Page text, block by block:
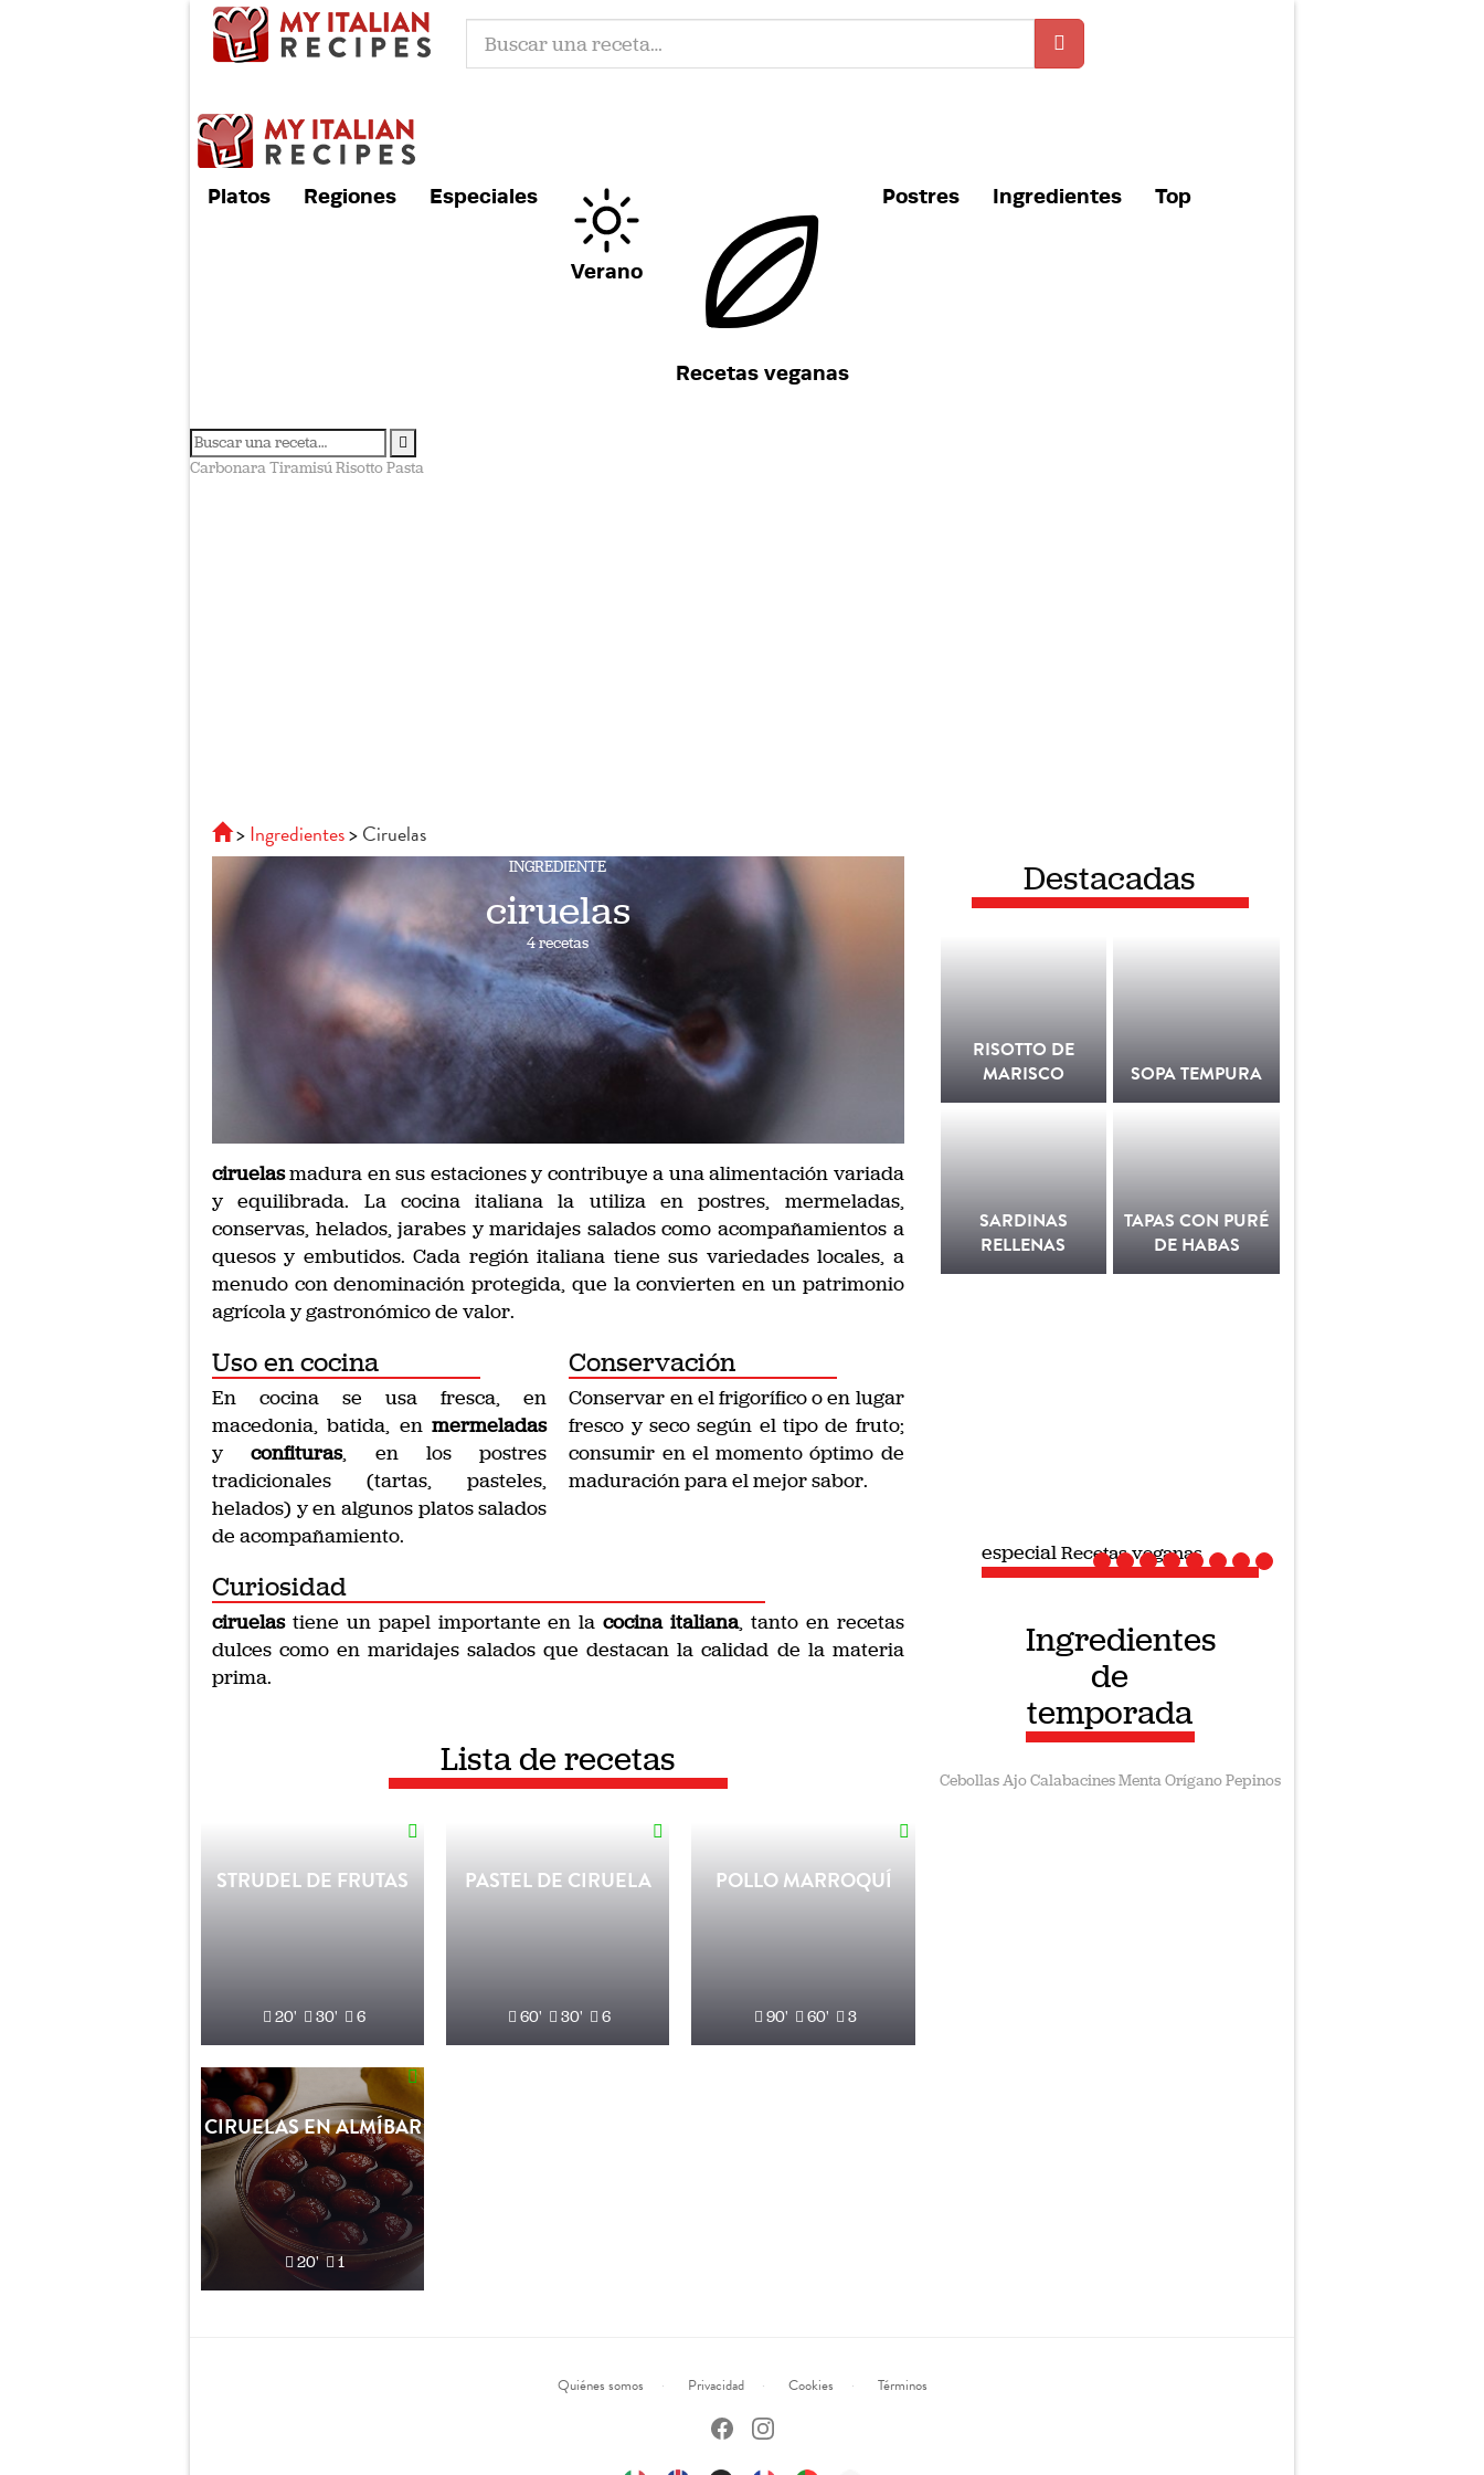
Platos Regiones Especiales
Verano
Recetas veganas
Postres Ingredientes Top
CarbonaraTiramisúRisottoPasta
Ingredientes Ciruelas
INGREDIENTE
ciruelas
4 recetas
ciruelasmadura en sus estaciones y contribuye a una alimentación variada
y equilibrada. La cocina italiana la utiliza en postres, mermeladas,
conservas, helados, jarabes y maridajes salados como acompañamientos a
quesos y embutidos. Cada región italiana tiene sus variedades locales, a
menudo con denominación protegida, que la convierten en un patrimonio
agrícola y gastronómico de valor.
Uso en cocina
En cocina se usa fresca, en
macedonia, batida, enmermeladas
yconfituras, en los postres
tradicionales (tartas, pasteles,
helados) y en algunos platos salados
de acompañamiento.
Conservación
Conservar en el frigorífico o en lugar
fresco y seco según el tipo de fruto;
consumir en el momento óptimo de
maduración para el mejor sabor.
Curiosidad
ciruelastiene un papel importante en lacocina italiana, tanto en recetas
dulces como en maridajes salados que destacan la calidad de la materia
prima.
Lista de recetas
STRUDEL DE FRUTAS
20' 30' 6
PASTEL DE CIRUELA
60' 30' 6
POLLO MARROQUÍ
90' 60' 3
CIRUELAS EN ALMÍBAR
20' 1
Destacadas
RISOTTO DE
MARISCO
SOPA TEMPURA
SARDINAS
RELLENAS
TAPAS CON PURÉ
DE HABAS
especialRecetas veganas
Ingredientes
de
temporada
CebollasAjoCalabacinesMentaOríganoPepinos
Quiénes somos Privacidad Cookies Términos